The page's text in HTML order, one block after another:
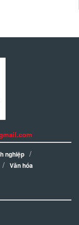
nghiệp
Văn hóa